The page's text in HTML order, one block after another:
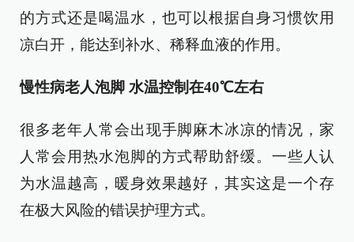
的方式还是喝温水，也可以根据自身习惯饮用
凉白开，能达到补水、稀释血液的作用。
慢性病老人泡脚 水温控制在40℃左右
很多老年人常会出现手脚麻木冰凉的情况，家
人常会用热水泡脚的方式帮助舒缓。一些人认
为水温越高，暖身效果越好，其实这是一个存
在极大风险的错误护理方式。